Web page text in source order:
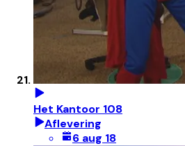
Het Kantoor 108
Aflevering
6 aug 18